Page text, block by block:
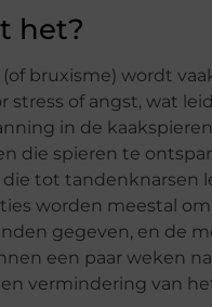
het?
bruxisme) wordt
stress of angst, wat
in de
die spieren te
tot tandenknarsen
worden meestal
gegeven, en de
een paar weken
vermindering van